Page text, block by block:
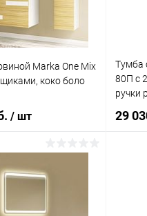
Marka One Mix
коко боло
/ шт
В корзину
клик Сравнение
Тумба
80П с
ручки
29